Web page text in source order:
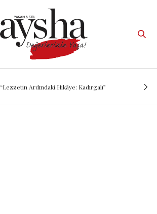
“Lezzetin Ardındaki Hikâye: Kadırgalı”